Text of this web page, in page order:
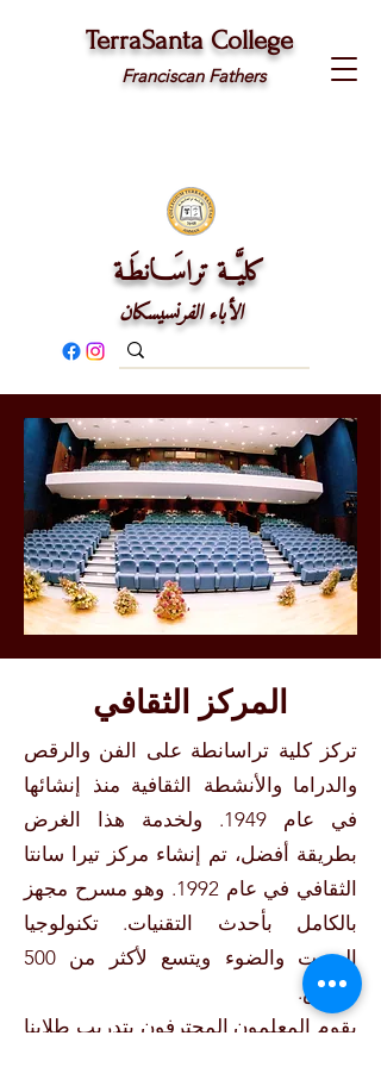
كليَّــة تراسَـــانطَـة
الأباء الفرنسيسكان
TerraSanta College
Franciscan Fathers
المركز الثقافي
تركز كلية تراسانطة على الفن والرقص
والدراما والأنشطة الثقافية منذ إنشائها
في عام 1949. ولخدمة هذا الغرض
بطريقة أفضل، تم إنشاء مركز تيرا سانتا
الثقافي في عام 1992. وهو مسرح مجهز
بالكامل بأحدث التقنيات. تكنولوجيا
الصوت والضوء ويتسع لأكثر من 500
شخص.
يقوم المعلمون المحترفون بتدريب طلابنا